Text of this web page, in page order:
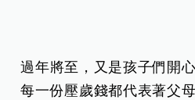
過年將至，又是孩子們開
每一份壓歲錢都代表著父